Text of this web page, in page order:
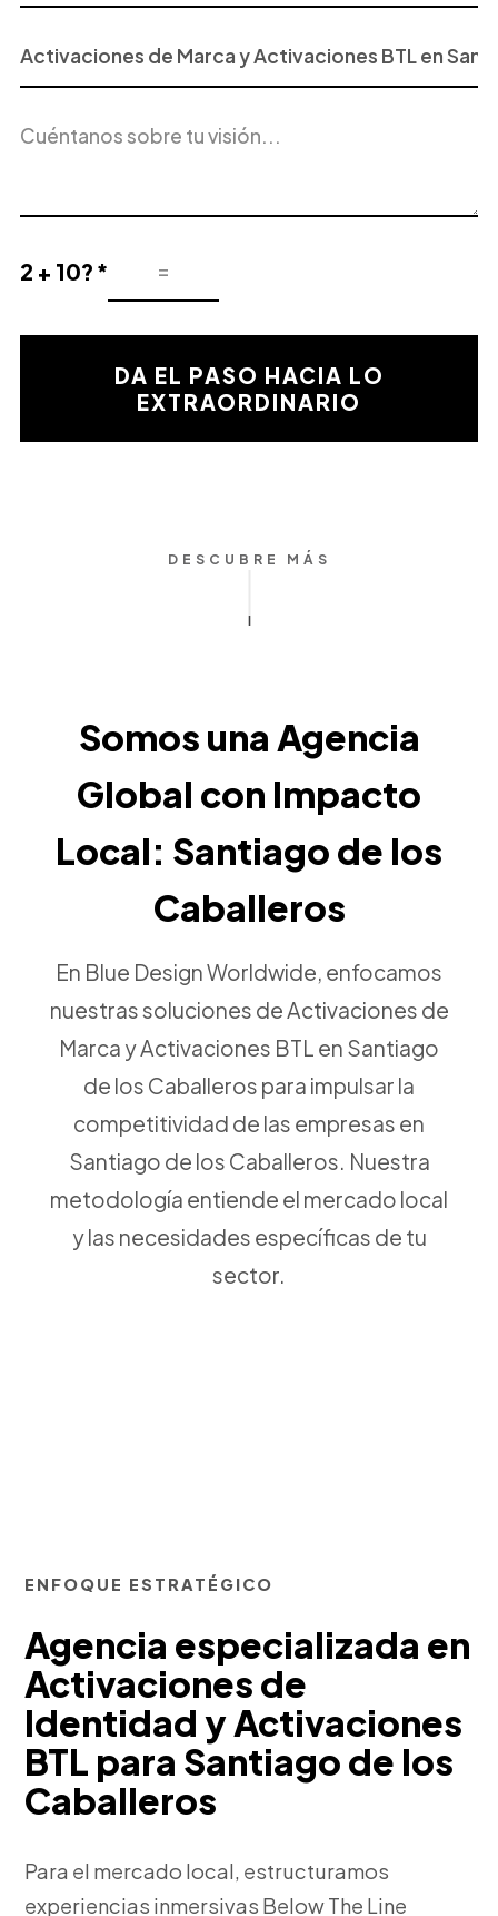
o
Servicio
Interés
del
2 + 10? *
Resultado
la
DA EL PASO HACIA LO
EXTRAORDINARIO
DESCUBRE MÁS
Somos una Agencia
Global con Impacto
Local: Santiago de los
Caballeros
En Blue Design Worldwide, enfocamos
nuestras soluciones de Activaciones de
Marca y Activaciones BTL en Santiago
de los Caballeros para impulsar la
competitividad de las empresas en
Santiago de los Caballeros. Nuestra
metodología entiende el mercado local
y las necesidades específicas de tu
sector.
ENFOQUE ESTRATÉGICO
Agencia especializada en
Activaciones de
Identidad y Activaciones
BTL para Santiago de los
Caballeros
Para el mercado local, estructuramos
experiencias inmersivas Below The Line